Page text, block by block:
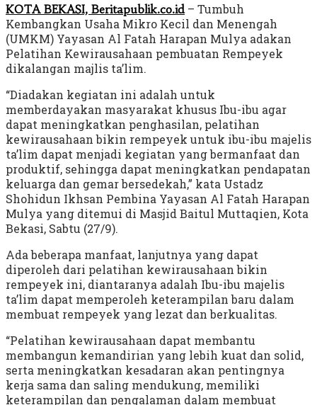
KOTA BEKASI, Beritapublik.co.id– Tumbuh
Kembangkan Usaha Mikro Kecil dan Menengah
(UMKM) Yayasan Al Fatah Harapan Mulya adakan
Pelatihan Kewirausahaan pembuatan Rempeyek
dikalangan majlis ta’lim.
“Diadakan kegiatan ini adalah untuk
memberdayakan masyarakat khusus Ibu-ibu agar
dapat meningkatkan penghasilan, pelatihan
kewirausahaan bikin rempeyek untuk ibu-ibu majelis
ta’lim dapat menjadi kegiatan yang bermanfaat dan
produktif, sehingga dapat meningkatkan pendapatan
keluarga dan gemar bersedekah,” kata Ustadz
Shohidun Ikhsan Pembina Yayasan Al Fatah Harapan
Mulya yang ditemui di Masjid Baitul Muttaqien, Kota
Bekasi, Sabtu (27/9).
Ada beberapa manfaat, lanjutnya yang dapat
diperoleh dari pelatihan kewirausahaan bikin
rempeyek ini, diantaranya adalah Ibu-ibu majelis
ta’lim dapat memperoleh keterampilan baru dalam
membuat rempeyek yang lezat dan berkualitas.
“Pelatihan kewirausahaan dapat membantu
membangun kemandirian yang lebih kuat dan solid,
serta meningkatkan kesadaran akan pentingnya
kerja sama dan saling mendukung, memiliki
keterampilan dan pengalaman dalam membuat